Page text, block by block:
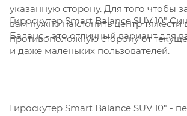
указанную сторону. Для того чтобы
вам нужно наклонить центр тяжести
противоположную сторону от
Гироскутер Smart Balance SUV 10"
Баланс - это отличный вариант для
и даже маленьких пользователей.
Гироскутер Smart Balance SUV 10" -